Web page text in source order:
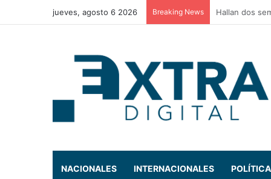
jueves, agosto 6 2026 Breaking News Policía
NACIONALES INTERNACIONALES POLÍTICA